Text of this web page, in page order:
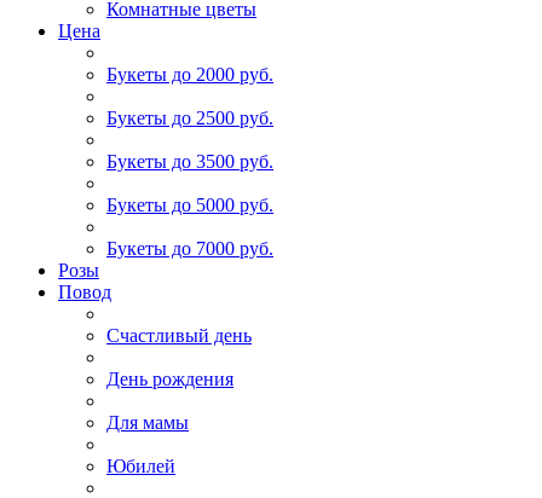
Комнатные цветы
Цена
Букеты до 2000 руб.
Букеты до 2500 руб.
Букеты до 3500 руб.
Букеты до 5000 руб.
Букеты до 7000 руб.
Розы
Повод
Счастливый день
День рождения
Для мамы
Юбилей